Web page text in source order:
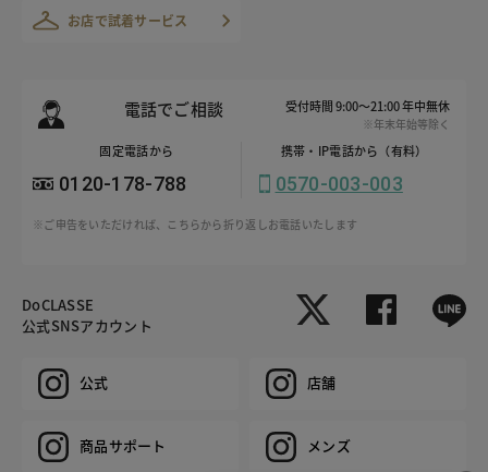
お店で試着サービス
電話でご相談 受付時間 9:00～21:00 年中無休
※年末年始等除く
固定電話から
0120-178-788
携帯・IP電話から（有料）
0570-003-003
※ご申告をいただければ、こちらから折り返しお電話いたします
DoCLASSE
公式SNSアカウント
公式 店舗
商品サポート メンズ